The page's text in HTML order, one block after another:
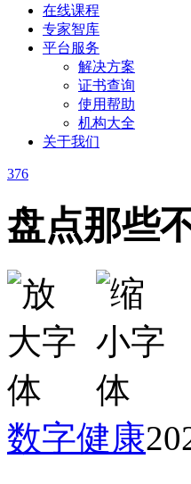
在线课程
专家智库
平台服务
解决方案
证书查询
使用帮助
机构大全
关于我们
376
盘点那些
数字健康